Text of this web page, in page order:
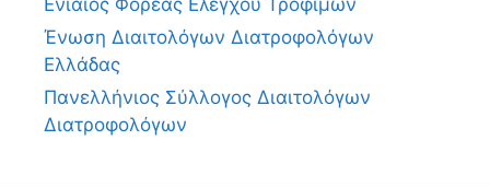
Ένωση Διαιτολόγων Διατροφολόγων
Ελλάδας
Πανελλήνιος Σύλλογος Διαιτολόγων
Διατροφολόγων